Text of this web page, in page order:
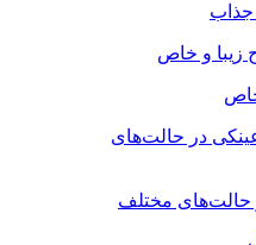
جذاب
خاص
حالت‌های مختلف